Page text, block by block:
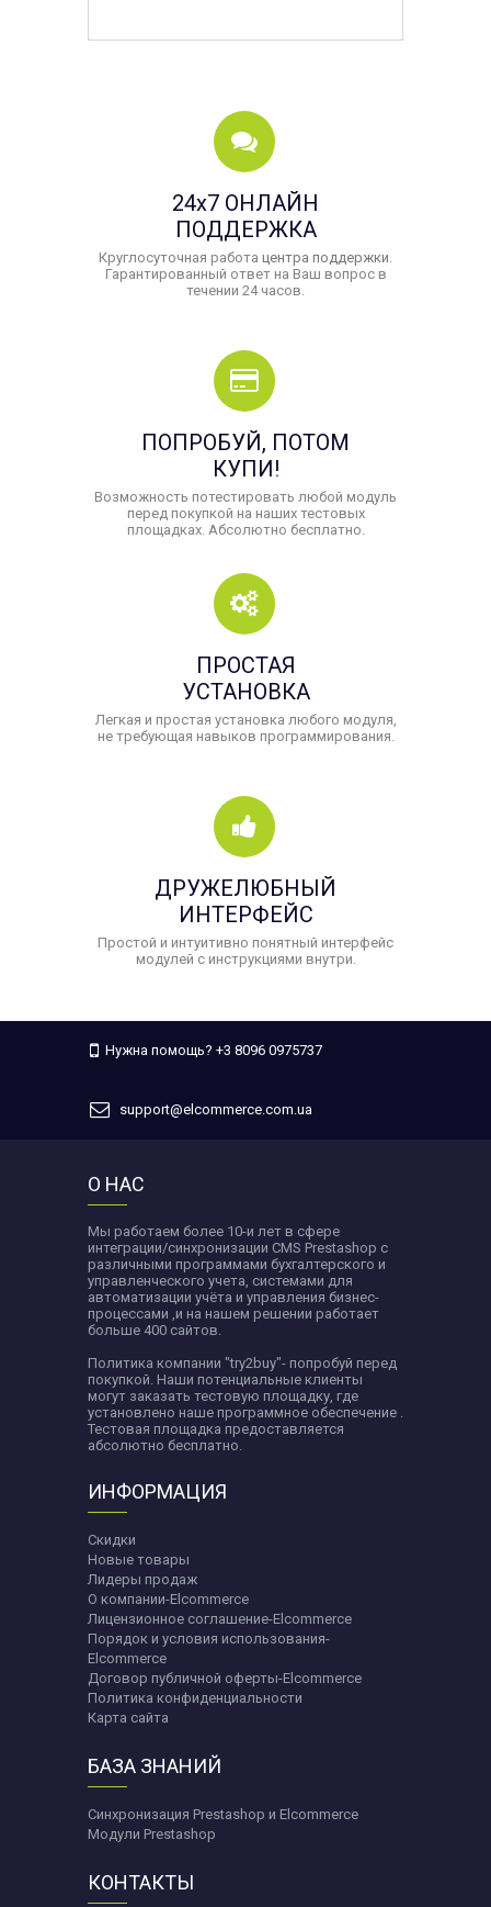
24x7 ОНЛАЙН
ПОДДЕРЖКА
Круглосуточная работа центра поддержки.
Гарантированный ответ на Ваш вопрос в
течении 24 часов.
ПОПРОБУЙ, ПОТОМ
КУПИ!
Возможность потестировать любой модуль
перед покупкой на наших тестовых
площадках. Абсолютно бесплатно.
ПРОСТАЯ
УСТАНОВКА
Легкая и простая установка любого модуля,
не требующая навыков программирования.
ДРУЖЕЛЮБНЫЙ
ИНТЕРФЕЙС
Простой и интуитивно понятный интерфейс
модулей с инструкциями внутри.
Нужна помощь? +3 8096 0975737
support@elcommerce.com.ua
О НАС
Мы работаем более 10-и лет в сфере
интеграции/синхронизации CMS Prestashop c
различными программами бухгалтерского и
управленческого учета, системами для
автоматизации учёта и управления бизнес-
процессами ,и на нашем решении работает
больше 400 сайтов.
Политика компании "try2buy"- попробуй перед
покупкой. Наши потенциальные клиенты
могут заказать тестовую площадку, где
установлено наше программное обеспечение .
Тестовая площадка предоставляется
абсолютно бесплатно.
ИНФОРМАЦИЯ
Скидки
Новые товары
Лидеры продаж
О компании-Elcommerce
Лицензионное соглашение-Elcommerce
Порядок и условия использования-
Elcommerce
Договор публичной оферты-Elcommerce
Политика конфиденциальности
Карта сайта
БАЗА ЗНАНИЙ
Синхронизация Prestashop и Elcommerce
Модули Prestashop
КОНТАКТЫ